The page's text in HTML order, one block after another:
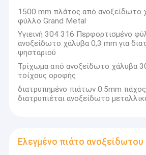
1500 mm πλάτος από ανοξείδωτο
φύλλο Grand Metal
Υγιεινή 304 316 Περφορτισμένο
ανοξείδωτο χάλυβα 0,3 mm για
ψησταριού
Τρίχωμα από ανοξείδωτο χάλυβα
τοίχους οροφής
διατρυπημένο πιάτων 0.5mm
διατρυπιέται ανοξείδωτο
Ελεγμένο πιάτο ανοξείδωτου